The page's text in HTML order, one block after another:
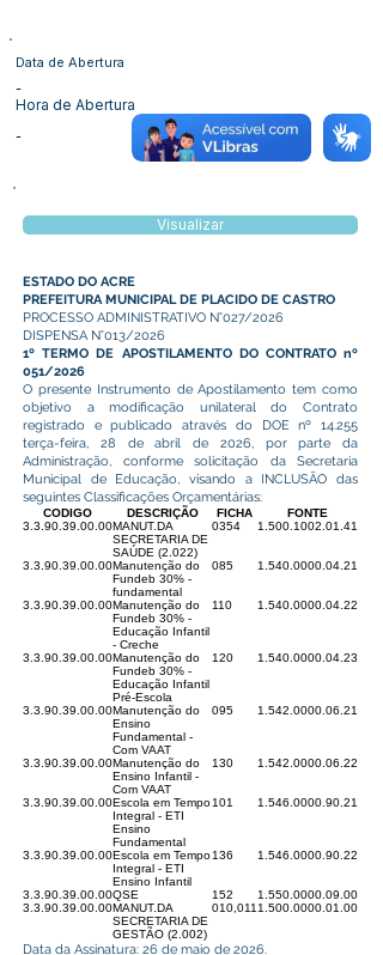
Data de Abertura
-
Hora de Abertura
-
Visualizar
ESTADO DO ACRE
PREFEITURA MUNICIPAL DE PLACIDO DE CASTRO
PROCESSO ADMINISTRATIVO N°027/2026
DISPENSA N°013/2026
1º TERMO DE APOSTILAMENTO DO CONTRATO nº
051/2026
O presente Instrumento de Apostilamento tem como
objetivo a modificação unilateral do Contrato
registrado e publicado através do DOE nº 14.255
terça-feira, 28 de abril de 2026, por parte da
Administração, conforme solicitação da Secretaria
Municipal de Educação, visando a INCLUSÃO das
seguintes Classificações Orçamentárias:
CODIGO DESCRIÇÃO FICHA
FONTE
3.3.90.39.00.00MANUT.DA
SECRETARIA DE
SAÚDE (2.022)
0354 1.500.1002.01.41
3.3.90.39.00.00Manutenção do
Fundeb 30% -
fundamental
085 1.540.0000.04.21
3.3.90.39.00.00Manutenção do
Fundeb 30% -
Educação Infantil
- Creche
110 1.540.0000.04.22
3.3.90.39.00.00Manutenção do
Fundeb 30% -
Educação Infantil
Pré-Escola
120 1.540.0000.04.23
3.3.90.39.00.00Manutenção do
Ensino
Fundamental -
Com VAAT
095 1.542.0000.06.21
3.3.90.39.00.00Manutenção do
Ensino Infantil -
Com VAAT
130 1.542.0000.06.22
3.3.90.39.00.00Escola em Tempo
Integral - ETI
Ensino
Fundamental
101 1.546.0000.90.21
3.3.90.39.00.00Escola em Tempo
Integral - ETI
Ensino Infantil
136 1.546.0000.90.22
3.3.90.39.00.00QSE 152
1.550.0000.09.00
3.3.90.39.00.00MANUT.DA
SECRETARIA DE
GESTÃO (2.002)
010,011 1.500.0000.01.00
Data da Assinatura: 26 de maio de 2026.